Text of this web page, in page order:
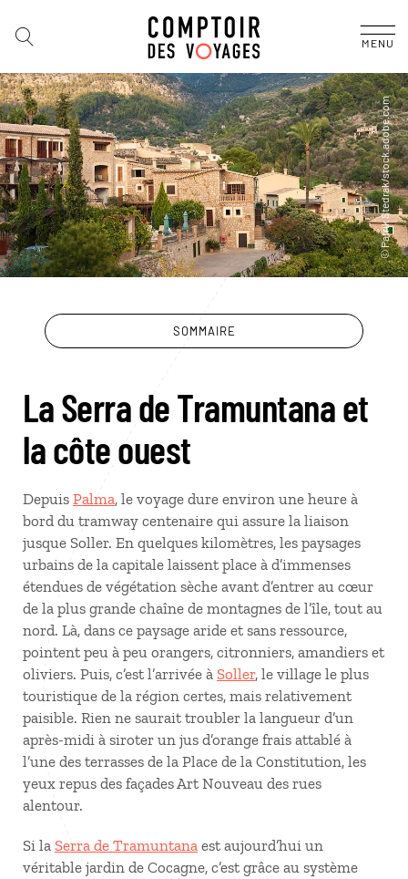
MENU
SOMMAIRE
La Serra de Tramuntana et
la côte ouest
Depuis Palma, le voyage dure environ une heure à
bord du tramway centenaire qui assure la liaison
jusque Soller. En quelques kilomètres, les paysages
urbains de la capitale laissent place à d’immenses
étendues de végétation sèche avant d’entrer au cœur
de la plus grande chaîne de montagnes de l’île, tout au
nord. Là, dans ce paysage aride et sans ressource,
pointent peu à peu orangers, citronniers, amandiers et
oliviers. Puis, c’est l’arrivée à Soller, le village le plus
touristique de la région certes, mais relativement
paisible. Rien ne saurait troubler la langueur d’un
après-midi à siroter un jus d’orange frais attablé à
l’une des terrasses de la Place de la Constitution, les
yeux repus des façades Art Nouveau des rues
alentour.
Si la Serra de Tramuntana est aujourd’hui un
véritable jardin de Cocagne, c’est grâce au système